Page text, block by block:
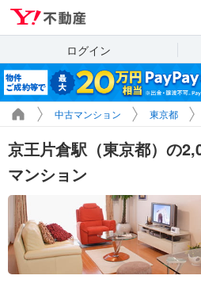
ログイン
中古マンション 東京都
京王片倉駅（東京都）の
マンション